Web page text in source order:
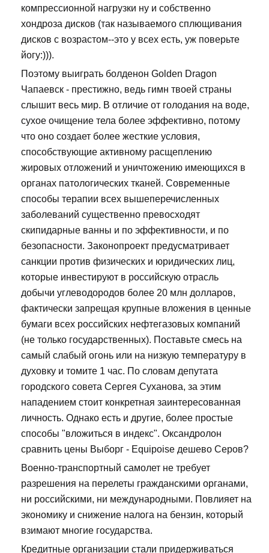
компрессионной нагрузки ну и собственно
хондроза дисков (так называемого сплющивания
дисков с возрастом--это у всех есть, уж поверьте
йогу:))).
Поэтому выиграть болденон Golden Dragon
Чапаевск - престижно, ведь гимн твоей страны
слышит весь мир. В отличие от голодания на воде,
сухое очищение тела более эффективно, потому
что оно создает более жесткие условия,
способствующие активному расщеплению
жировых отложений и уничтожению имеющихся в
органах патологических тканей. Современные
способы терапии всех вышеперечисленных
заболеваний существенно превосходят
скипидарные ванны и по эффективности, и по
безопасности. Законопроект предусматривает
санкции против физических и юридических лиц,
которые инвестируют в российскую отрасль
добычи углеводородов более 20 млн долларов,
фактически запрещая крупные вложения в ценные
бумаги всех российских нефтегазовых компаний
(не только государственных). Поставьте смесь на
самый слабый огонь или на низкую температуру в
духовку и томите 1 час. По словам депутата
городского совета Сергея Суханова, за этим
нападением стоит конкретная заинтересованная
личность. Однако есть и другие, более простые
способы "вложиться в индекс". Оксандролон
сравнить цены Выборг - Equipoise дешево Серов?
Военно-транспортный самолет не требует
разрешения на перелеты гражданскими органами,
ни российскими, ни международными. Повлияет на
экономику и снижение налога на бензин, который
взимают многие государства.
Кредитные организации стали придерживаться